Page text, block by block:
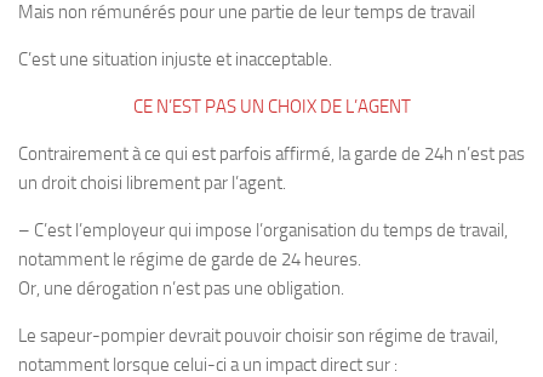
Mais non rémunérés pour une partie de leur temps de travail
C’est une situation injuste et inacceptable.
CE N’EST PAS UN CHOIX DE L’AGENT
Contrairement à ce qui est parfois affirmé, la garde de 24h n’est pas
un droit choisi librement par l’agent.
– C’est l’employeur qui impose l’organisation du temps de travail,
notamment le régime de garde de 24 heures.
Or, une dérogation n’est pas une obligation.
Le sapeur-pompier devrait pouvoir choisir son régime de travail,
notamment lorsque celui-ci a un impact direct sur :